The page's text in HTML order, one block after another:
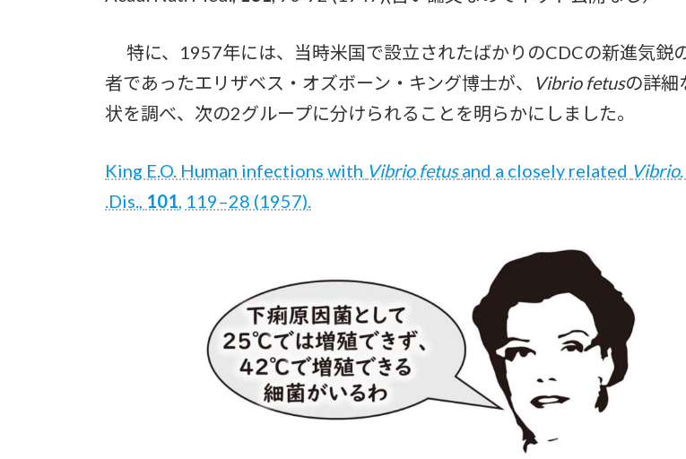
特に、1957年には、当時米国で設立されたばかりのCDCの新進気鋭
者であったエリザベス・オズボーン・キング博士が、
Vibrio fetusの詳細
状を調べ、次の2グループに分けられることを明らかにしました。
King E.O. Human infections with Vibrio fetusand a closely related Vibrio
.Dis.,
101 , 119–28 (1957).